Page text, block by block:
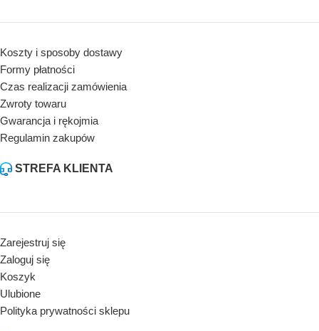
Koszty i sposoby dostawy
Formy płatności
Czas realizacji zamówienia
Zwroty towaru
Gwarancja i rękojmia
Regulamin zakupów
STREFA KLIENTA
Zarejestruj się
Zaloguj się
Koszyk
Ulubione
Polityka prywatności sklepu